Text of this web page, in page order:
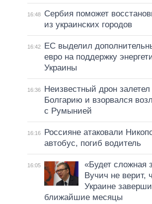
16:48
Сербия поможет
из украинских городов
16:42
ЕС выделил
евро на поддержку
Украины
16:36
Неизвестный дрон залетел
Болгарию и взорвался
с Румынией
16:16
Россияне атаковали
автобус, погиб водитель
16:05
«Будет сложная
Вучич не верит,
Украине
ближайшие месяцы